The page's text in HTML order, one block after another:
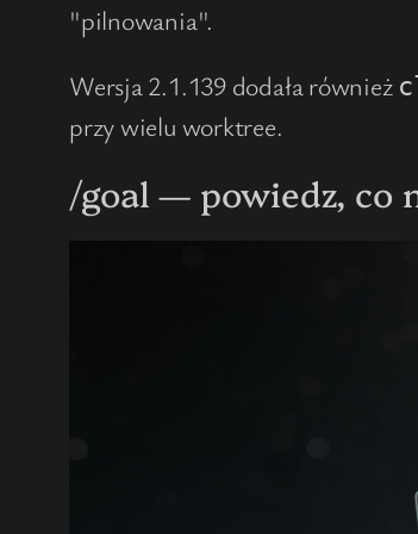
"pilnowania".
Wersja 2.1.139 dodała również
przy wielu worktree.
/goal — powiedz, co